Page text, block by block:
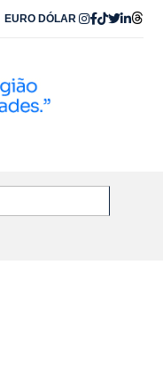
EURO DÓLAR